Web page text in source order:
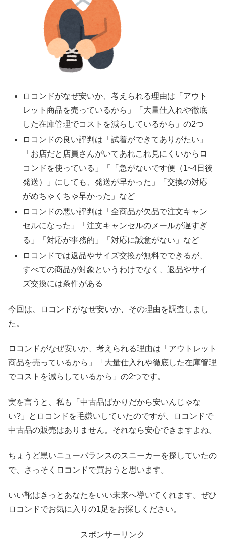
ロコンドがなぜ安いか、考えられる理由は「アウト
レット商品を売っているから」「大量仕入れや徹底
した在庫管理でコストを減らしているから」の2つ
ロコンドの良い評判は「試着ができてありがたい」
「お店だと店員さんがいてあれこれ見にくいからロ
コンドを使っている」「「急がないです便（1~4日後
発送）」にしても、発送が早かった」「交換の対応
がめちゃくちゃ早かった」など
ロコンドの悪い評判は「全商品が欠品で注文キャン
セルになった」「注文キャンセルのメールが遅すぎ
る」「対応が事務的」「対応に誠意がない」など
ロコンドでは返品やサイズ交換が無料でできるが、
すべての商品が対象というわけでなく、返品やサイ
ズ交換には条件がある
今回は、ロコンドがなぜ安いか、その理由を調査しまし
た。
ロコンドがなぜ安いか、考えられる理由は「アウトレット
商品を売っているから」「大量仕入れや徹底した在庫管理
でコストを減らしているから」の2つです。
実を言うと、私も「中古品ばかりだから安いんじゃな
い?」とロコンドを毛嫌いしていたのですが、ロコンドで
中古品の販売はありません。それなら安心できますよね。
ちょうど黒いニューバランスのスニーカーを探していたの
で、さっそくロコンドで買おうと思います。
いい靴はきっとあなたをいい未来へ導いてくれます。ぜひ
ロコンドでお気に入りの1足をお探しください。
スポンサーリンク